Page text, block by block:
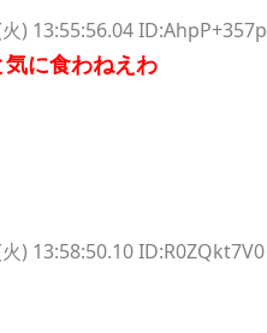
) 13:55:56.04 ID:AhpP+357p
に食わねえわ
) 13:58:50.10 ID:R0ZQkt7V0